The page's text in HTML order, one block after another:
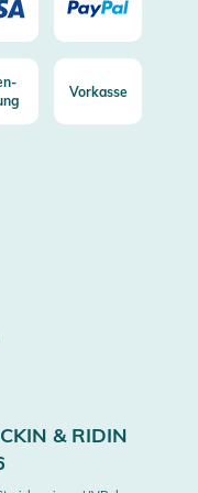
Vorkasse
& RIDIN